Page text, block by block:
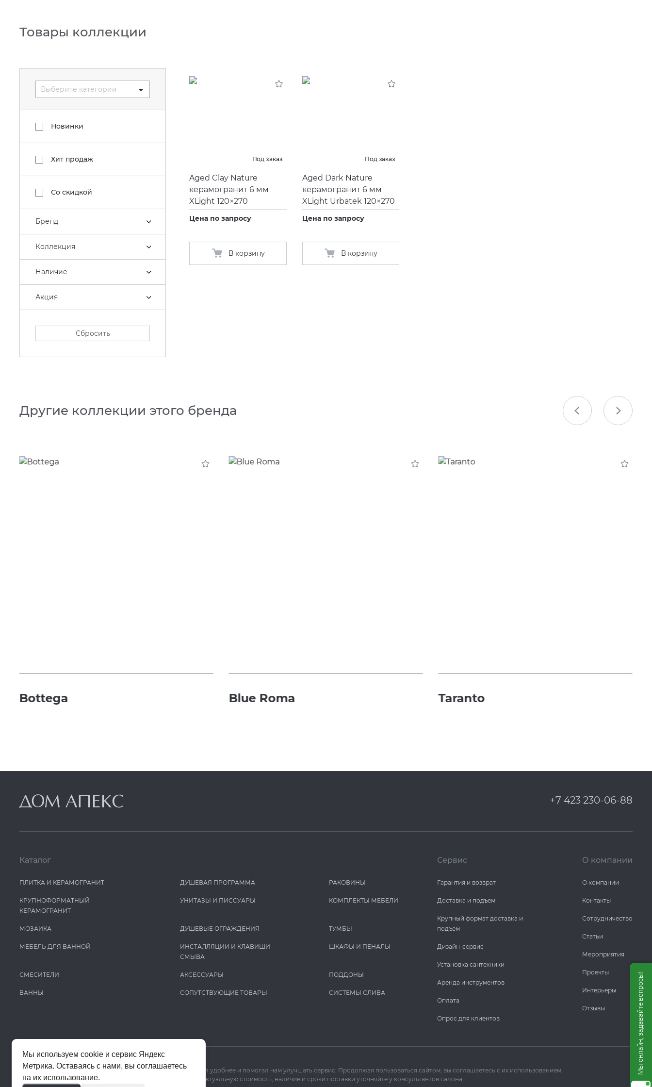
Товары коллекции
Выберите категории
Новинки
Хит продаж
Со скидкой
Бренд
Коллекция
Наличие
Акция
Сбросить
Под заказ
Aged Clay Nature
керамогранит 6 мм
XLight 120×270
Цена по запросу
В корзину
Под заказ
Aged Dark Nature
керамогранит 6 мм
XLight Urbatek 120×270
Цена по запросу
В корзину
Другие коллекции этого бренда
Bottega Blue Roma Taranto
+7 423 230-06-88
Каталог
ПЛИТКА И КЕРАМОГРАНИТ
КРУПНОФОРМАТНЫЙ
КЕРАМОГРАНИТ
МОЗАИКА
МЕБЕЛЬ ДЛЯ ВАННОЙ
СМЕСИТЕЛИ
ВАННЫ
ДУШЕВАЯ ПРОГРАММА
УНИТАЗЫ И ПИCCУАРЫ
ДУШЕВЫЕ ОГРАЖДЕНИЯ
ИНСТАЛЛЯЦИИ И КЛАВИШИ
СМЫВА
АКСЕССУАРЫ
СОПУТСТВУЮЩИЕ ТОВАРЫ
РАКОВИНЫ
КОМПЛЕКТЫ МЕБЕЛИ
ТУМБЫ
ШКАФЫ И ПЕНАЛЫ
ПОДДОНЫ
СИСТЕМЫ СЛИВА
Сервис
Гарантия и возврат
Доставка и подъем
Крупный формат доставка и
подъем
Дизайн-сервис
Установка сантехники
Аренда инструментов
Оплата
Опрос для клиентов
О компании
О компании
Контакты
Сотрудничество
Статьи
Мероприятия
Проекты
Интерьеры
Отзывы
Мы используем cookie и Яндекс Метрику, чтобы сайт работал удобнее и помогал нам улучшать сервис. Продолжая пользоваться сайтом, вы соглашаетесь с их использованием.
Цены на сайте помогают ориентироваться в ассортименте. Актуальную стоимость, наличие и сроки поставки уточняйте у консультантов салона.
Мы используем cookie и сервис Яндекс
Метрика. Оставаясь с нами, вы соглашаетесь
на их использование.
Мы онлайн, задавайте вопросы!